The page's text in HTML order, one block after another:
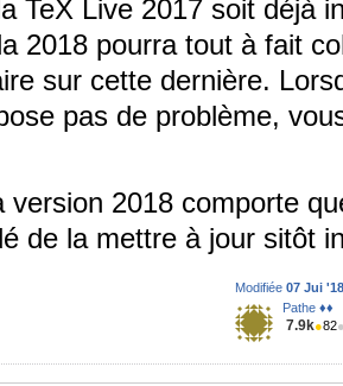
TeX Live 2017 soit déjà
2018 pourra tout à fait
sur cette dernière.
pas de problème,
version 2018 comporte
de la mettre à jour sitôt
Modifiée 07 Jui
Pathe ♦♦
7.9k●82